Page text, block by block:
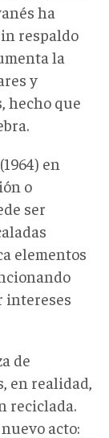
ha
respaldo
la
y
hecho que
en
o
ser
elementos
intereses
de
en realidad,
reciclada.
acto: